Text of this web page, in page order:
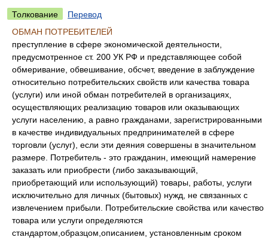
Толкование
Перевод
ОБМАН ПОТРЕБИТЕЛЕЙ
преступление в сфере экономической деятельности,
предусмотренное ст. 200 УК РФ и представляющее собой
обмеривание, обвешивание, обсчет, введение в заблуждение
относительно потребительских свойств или качества товара
(услуги) или иной обман потребителей в организациях,
осуществляющих реализацию товаров или оказывающих
услуги населению, а равно гражданами, зарегистрированными
в качестве индивидуальных предпринимателей в сфере
торговли (услуг), если эти деяния совершены в значительном
размере. Потребитель - это гражданин, имеющий намерение
заказать или приобрести (либо заказывающий,
приобретающий или использующий) товары, работы, услуги
исключительно для личных (бытовых) нужд, не связанных с
извлечением прибыли. Потребительские свойства или качество
товара или услуги определяются
стандартом,образцом,описанием, установленным сроком